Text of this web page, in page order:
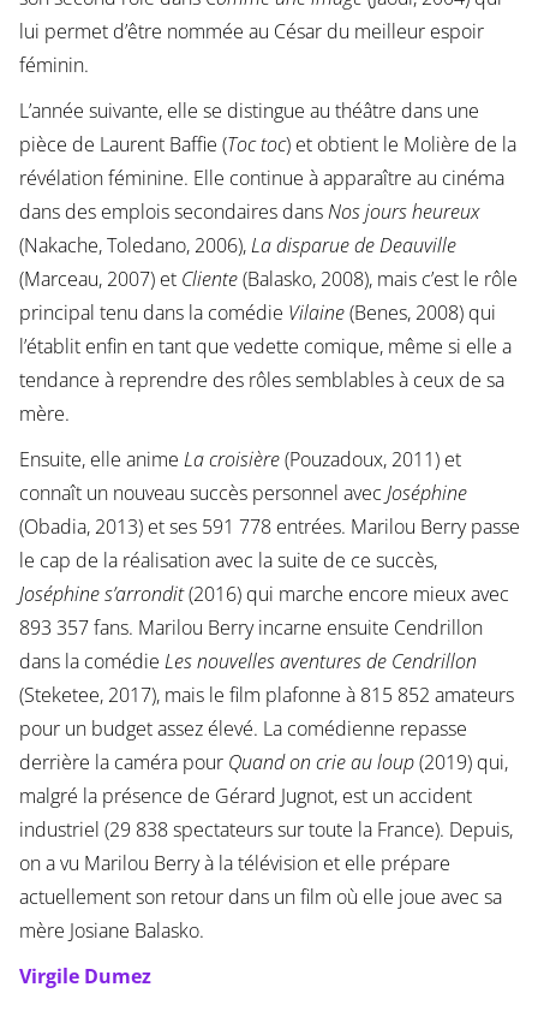
lui permet d’être nommée au César du meilleur espoir
féminin.
L’année suivante, elle se distingue au théâtre dans une
pièce de Laurent Baffie (Toc toc) et obtient le Molière de la
révélation féminine. Elle continue à apparaître au cinéma
dans des emplois secondaires dansNos jours heureux
(Nakache, Toledano, 2006),La disparue de Deauville
(Marceau, 2007) et Cliente(Balasko, 2008), mais c’est le rôle
principal tenu dans la comédie Vilaine(Benes, 2008) qui
l’établit enfin en tant que vedette comique, même si elle a
tendance à reprendre des rôles semblables à ceux de sa
mère.
Ensuite, elle anime La croisière(Pouzadoux, 2011) et
connaît un nouveau succès personnel avec Joséphine
(Obadia, 2013) et ses 591 778 entrées. Marilou Berry passe
le cap de la réalisation avec la suite de ce succès,
Joséphine s’arrondit(2016) qui marche encore mieux avec
893 357 fans. Marilou Berry incarne ensuite Cendrillon
dans la comédie Les nouvelles aventures de Cendrillon
(Steketee, 2017), mais le film plafonne à 815 852 amateurs
pour un budget assez élevé. La comédienne repasse
derrière la caméra pour Quand on crie au loup(2019) qui,
malgré la présence de Gérard Jugnot, est un accident
industriel (29 838 spectateurs sur toute la France). Depuis,
on a vu Marilou Berry à la télévision et elle prépare
actuellement son retour dans un film où elle joue avec sa
mère Josiane Balasko.
Virgile Dumez